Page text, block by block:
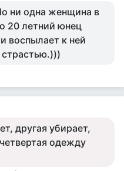
ни одна женщина в
20 летний юнец
воспылает к ней
другая убирает,
одежду